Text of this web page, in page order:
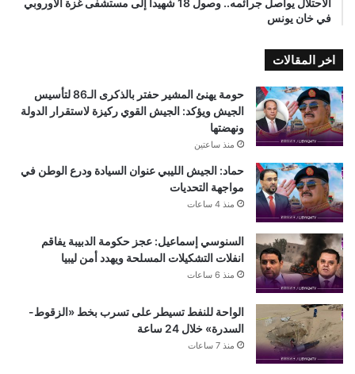
في خان يونس
اخر المقالات
حومة يهنئ المشير حفتر بالذكرى الـ86 لتأسيس
الجيش ويؤكد: الجيش القوي ركيزة لاستقرار الدولة
ونهضتها
منذ ساعتين
حماد: الجيش الليبي عنوان السيادة ودرع الوطن في
مواجهة التحديات
منذ 4 ساعات
السنوسي إسماعيل: عجز حكومة الدبيبة يفاقم
انفلات التشكيلات المسلحة ويهدد أمن ليبيا
منذ 6 ساعات
الواحة للنفط تسيطر على تسرب بخط «الزقوط-
السدرة» خلال 24 ساعة
منذ 7 ساعات